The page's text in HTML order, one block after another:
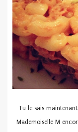
Tu le sais
Mademoiselle M